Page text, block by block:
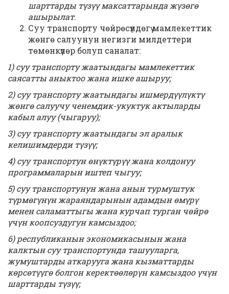
шарттарды түзүү максаттарында жүзөгө
ашырылат.
Суу транспорту чөйрөсүндөгү мамлекеттик
жөнгө салуунун негизги милдеттери
төмөнкүлөр болуп саналат:
1) суу транспорту жаатындагы мамлекеттик
саясатты аныктоо жана ишке ашыруу;
2) суу транспорту жаатындагы ишмердүүлүктү
жөнгө салуучу ченемдик-укуктук актыларды
кабыл алуу (чыгаруу);
3) суу транспорту жаатындагы эл аралык
келишимдерди түзүү;
4) суу транспортун өнүктүрүү жана колдонуу
программаларын иштеп чыгуу;
5) суу транспортунун жана анын турмуштук
түрмөгүнүн жараяндарынын адамдын өмүрү
менен саламаттыгы жана курчап турган чөйрө
үчүн коопсуздугун камсыздоо;
6) республиканын экономикасынын жана
калктын суу транспортунда ташууларга,
жумуштарды аткарууга жана кызматтарды
көрсөтүүгө болгон керектөөлөрүн камсыздоо үчүн
шарттарды түзүү;